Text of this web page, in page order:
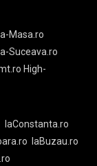
la-Masa.ro
la-Suceava.ro
High-
laConstanta.ro
laBuzau.ro